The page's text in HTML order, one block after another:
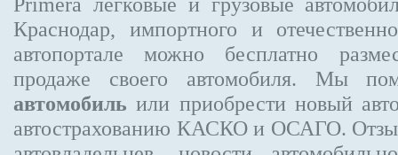
Краснодар, импортного и
автопортале можно бесплатно
продаже своего автомобиля. Мы
автомобиль или приобрести новый
автострахованию КАСКО и ОСАГО.